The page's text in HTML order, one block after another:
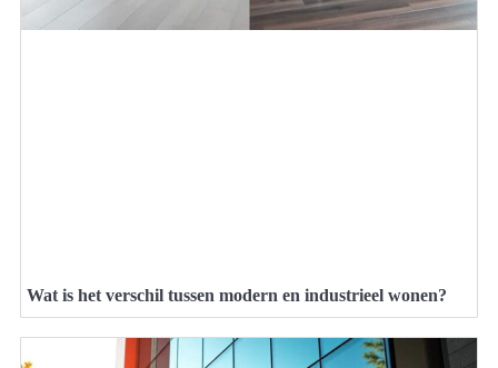
Wat is het verschil tussen modern en industrieel wonen?